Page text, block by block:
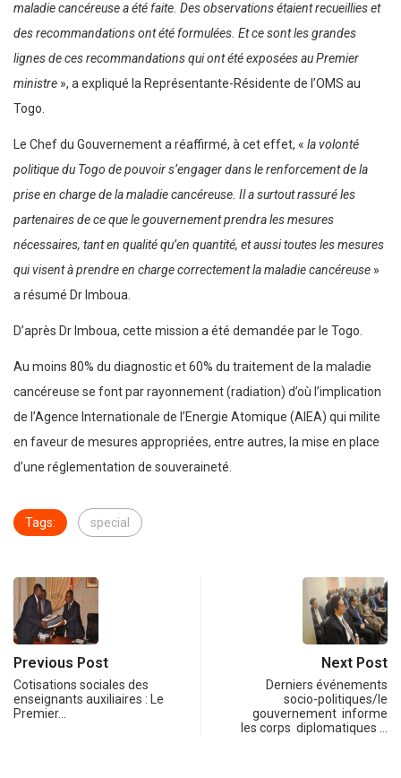
maladie cancéreuse a été faite. Des observations étaient recueillies et
des recommandations ont été formulées. Et ce sont les grandes
lignes de ces recommandations qui ont été exposées au Premier
ministre », a expliqué la Représentante-Résidente de l’OMS au
Togo.
Le Chef du Gouvernement a réaffirmé, à cet effet, « la volonté
politique du Togo de pouvoir s’engager dans le renforcement de la
prise en charge de la maladie cancéreuse. Il a surtout rassuré les
partenaires de ce que le gouvernement prendra les mesures
nécessaires, tant en qualité qu’en quantité, et aussi toutes les mesures
qui visent à prendre en charge correctement la maladie cancéreuse »
a résumé Dr Imboua.
D’après Dr Imboua, cette mission a été demandée par le Togo.
Au moins 80% du diagnostic et 60% du traitement de la maladie
cancéreuse se font par rayonnement (radiation) d’où l’implication
de l’Agence Internationale de l’Energie Atomique (AIEA) qui milite
en faveur de mesures appropriées, entre autres, la mise en place
d’une réglementation de souveraineté.
Tags: special
Previous Post
Cotisations sociales des
enseignants auxiliaires : Le
Premier…
Next Post
Derniers événements
socio-politiques/le
gouvernement informe
les corps diplomatiques …